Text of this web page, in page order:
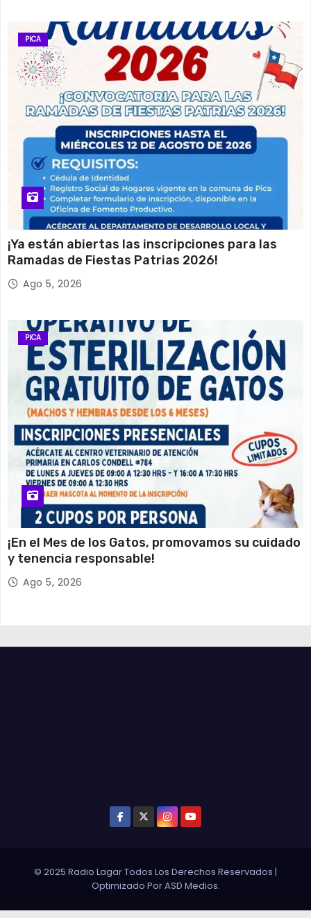
PICA
¡Ya están abiertas las inscripciones para las
Ramadas de Fiestas Patrias 2026!
Ago 5, 2026
PICA
¡En el Mes de los Gatos, promovamos su cuidado
y tenencia responsable!
Ago 5, 2026
© 2025 Radio Lagar Todos Los Derechos Reservados |
Optimizado PorASD Medios.